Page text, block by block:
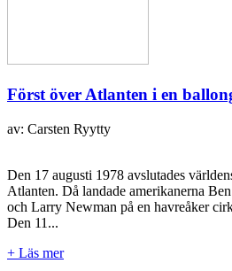
Först över Atlanten i en
av: Carsten Ryytty
Den 17 augusti 1978 avslutades
Atlanten. Då landade amerikanerna
och Larry Newman på en havreåker
Den 11...
+ Läs mer